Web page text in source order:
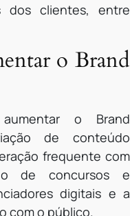
dos clientes, entre
o Brand
o Brand
de conteúdo
frequente com
de concursos e
digitais e a
com o público.